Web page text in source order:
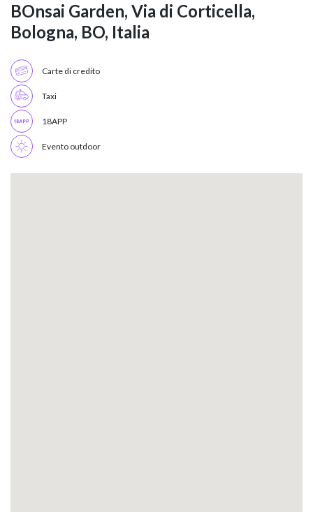
BOnsai Garden, Via di Corticella,
Bologna, BO, Italia
Carte di credito
Taxi
18APP
Evento outdoor